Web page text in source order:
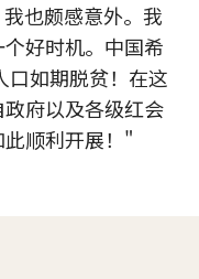
也颇感意外。我
好时机。中国希
口如期脱贫！在这
府以及各级红会
顺利开展！"